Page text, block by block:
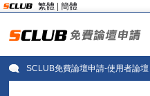
繁體 簡體
SCLUB免費論壇申請-使用者論壇